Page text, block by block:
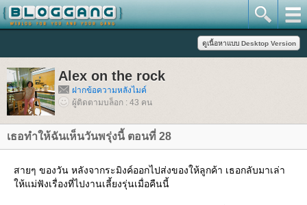
Alex on the rock
ฝากข้อความหลังไมค์
ผู้ติดตามบล็อก : 43 คน
เธอทำให้ฉันเห็นวันพรุ่งนี้ ตอนที่ 28
สายๆ ของวัน หลังจากระมิงค์ออกไปส่งของให้ลูกค้า เธอกลับมาเล่า
ห้แม่ฟังเรื่องที่ไปงานเลี้ยงรุ่นเมื่อคืนนี้